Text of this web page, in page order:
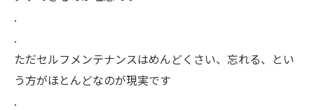
.
.
ただセルフメンテナンスはめんどくさい、忘れる、とい
う方がほとんどなのが現実です
.